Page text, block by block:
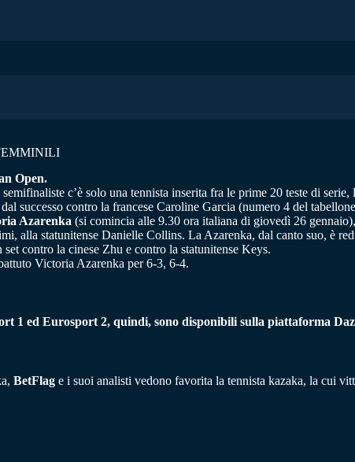
Open.
c’è solo una tennista inserita fra le prime 20 teste di serie,
successo contro la francese Caroline Garcia (numero 4 del
Azarenka (si comincia alle 9.30 ora italiana di giovedì 26
alla statunitense Danielle Collins. La Azarenka, dal canto suo, è
contro la cinese Zhu e contro la statunitense Keys.
Victoria Azarenka per 6-3, 6-4.
1 ed Eurosport 2, quindi, sono disponibili sulla piattaforma
BetFlag e i suoi analisti vedono favorita la tennista kazaka, la cui